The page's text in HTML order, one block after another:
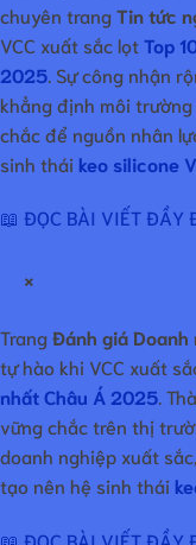
chuyên trangTin tức
VCC xuất sắc lọtTop
2025 . Sự công nhận
khẳng định môi
chắc để nguồn nhân
sinh thái keo silicone
📖 ĐỌC BÀI VIẾT ĐẦY
×
TrangĐánh giá Doanh
tự hào khi VCC xuất
nhất Châu Á 2025 .
vững chắc trên thị
doanh nghiệp xuất
tạo nên hệ sinh thái
📖 ĐỌC BÀI VIẾT ĐẦY